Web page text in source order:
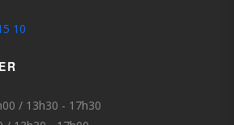
10
/ 13h30 - 17h30